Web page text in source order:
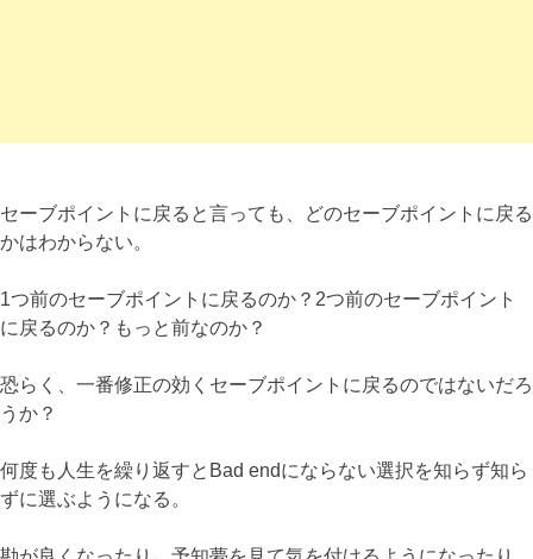
セーブポイントに戻ると言っても、どのセーブポイントに戻る
かはわからない。
1つ前のセーブポイントに戻るのか？2つ前のセーブポイント
に戻るのか？もっと前なのか？
恐らく、一番修正の効くセーブポイントに戻るのではないだろ
うか？
何度も人生を繰り返すとBad endにならない選択を知らず知ら
ずに選ぶようになる。